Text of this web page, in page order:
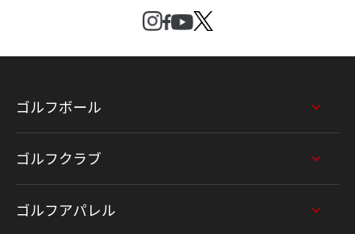
ゴルフボール
ゴルフクラブ
ゴルフアパレル